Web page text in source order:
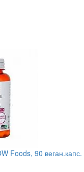
Foods, 90 веган.капс.